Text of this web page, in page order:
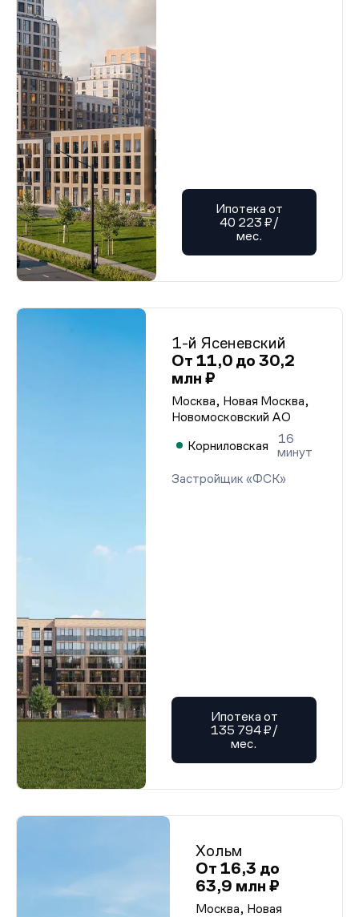
Ипотека от
40 223 ₽/
мес.
1-й Ясеневский
От 11,0 до 30,2
млн ₽
Москва, Новая Москва,
Новомосковский АО
Корниловская
16
минут
Застройщик «ФСК»
Ипотека от
135 794 ₽/
мес.
Хольм
От 16,3 до
63,9 млн ₽
Москва, Новая